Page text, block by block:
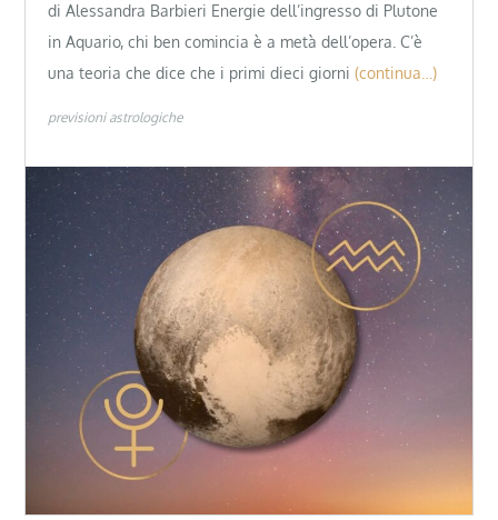
di Alessandra Barbieri Energie dell’ingresso di Plutone
in Aquario, chi ben comincia è a metà dell’opera. C’è
una teoria che dice che i primi dieci giorni (continua…)
previsioni astrologiche